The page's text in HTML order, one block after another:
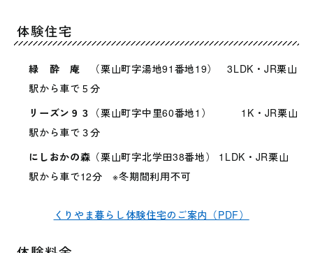
体験住宅
緑 酔 庵 （栗山町字湯地91番地19） 3LDK・JR栗山
駅から車で５分
リーズン９３ （栗山町字中里60番地1） 1K・JR栗山
駅から車で３分
にしおかの森 （栗山町字北学田38番地） 1LDK・JR栗山
駅から車で12分 ※冬期間利用不可
くりやま暮らし体験住宅のご案内（PDF）